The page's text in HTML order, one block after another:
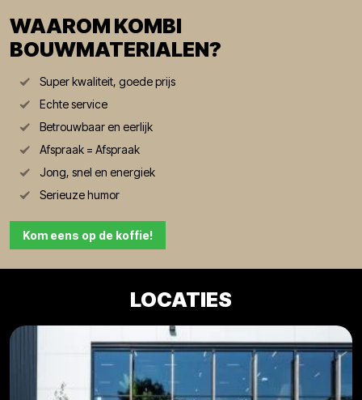
WAAROM KOMBI
BOUWMATERIALEN?
Super kwaliteit, goede prijs
Echte service
Betrouwbaar en eerlijk
Afspraak = Afspraak
Jong, snel en energiek
Serieuze humor
Kom eens op de koffie!
LOCATIES